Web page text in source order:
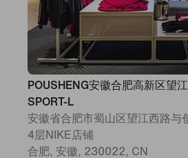
POUSHENG安徽合肥高新区望
SPORT-L
安徽省合肥市蜀山区望江西路与
4层NIKE店铺
合肥, 安徽, 230022, CN